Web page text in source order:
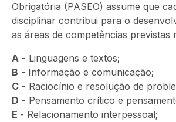
Obrigatória (PASEO) assume que
disciplinar contribui para o
as áreas de competências previstas
A - Linguagens e textos;
B - Informação e comunicação;
C - Raciocínio e resolução de
D - Pensamento crítico e
E - Relacionamento interpessoal;